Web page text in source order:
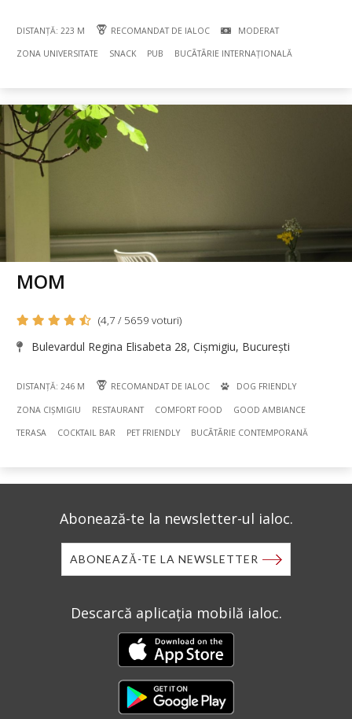
DISTANȚĂ: 223 M RECOMANDAT DE IALOC MODERAT
ZONA UNIVERSITATE SNACK PUB BUCÃTÃRIE INTERNAȚIONALĂ
MOM
(4,7 / 5659 voturi)
Bulevardul Regina Elisabeta 28, Cișmigiu, București
DISTANȚĂ: 246 M RECOMANDAT DE IALOC DOG FRIENDLY
ZONA CIȘMIGIU RESTAURANT COMFORT FOOD GOOD AMBIANCE
TERASA COCKTAIL BAR PET FRIENDLY BUCÃTÃRIE CONTEMPORANĂ
Abonează-te la newsletter-ul ialoc.
ABONEAZĂ-TE LA NEWSLETTER
Descarcă aplicația mobilă ialoc.